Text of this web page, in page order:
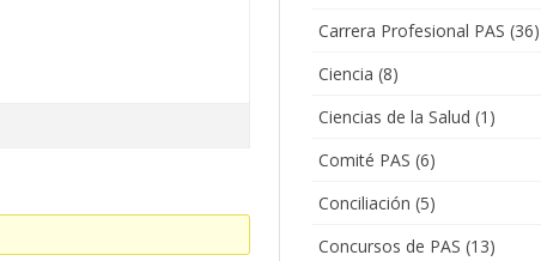
Carrera Profesional PAS (36)
Ciencia (8)
Ciencias de la Salud (1)
Comité PAS (6)
Conciliación (5)
Concursos de PAS (13)